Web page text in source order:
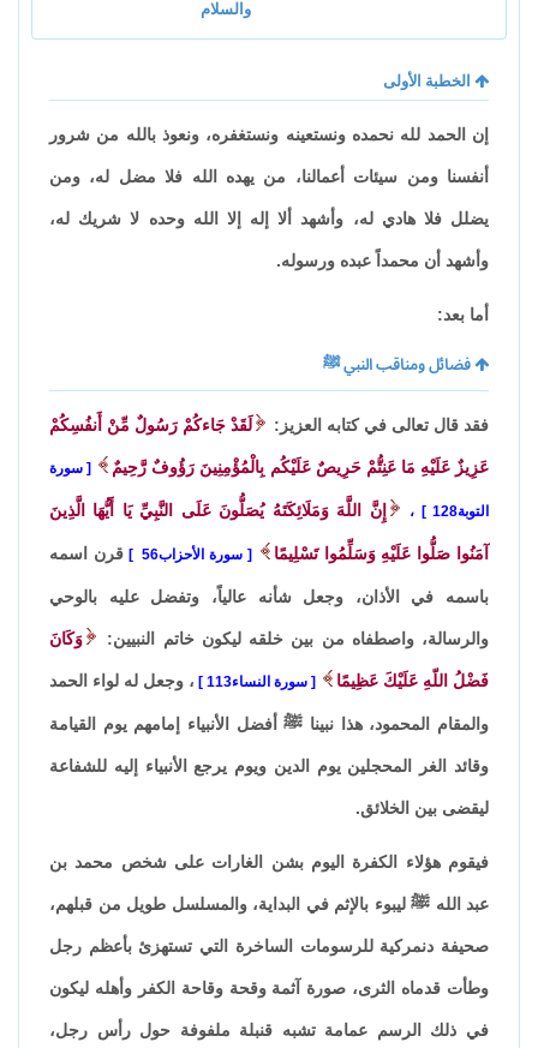
والسلام
الخطبة الأولى
إن الحمد لله نحمده ونستعينه ونستغفره، ونعوذ بالله من شرور
أنفسنا ومن سيئات أعمالنا، من يهده الله فلا مضل له، ومن
يضلل فلا هادي له، وأشهد ألا إله إلا الله وحده لا شريك له،
وأشهد أن محمداً عبده ورسوله.
أما بعد:
فضائل ومناقب النبي ﷺ
فقد قال تعالى في كتابه العزيز: لَقَدْ جَاءكُمْ رَسُولٌ مِّنْ أَنفُسِكُمْ
عَزِيزٌ عَلَيْهِ مَا عَنِتُّمْ حَرِيصٌ عَلَيْكُم بِالْمُؤْمِنِينَ رَؤُوفٌ رَّحِيمٌ سورة
التوبة128 ، إِنَّ اللَّهَ وَمَلَائِكَتَهُ يُصَلُّونَ عَلَى النَّبِيِّ يَا أَيُّهَا الَّذِينَ
آمَنُوا صَلُّوا عَلَيْهِ وَسَلِّمُوا تَسْلِيمًا سورة الأحزاب56 قرن اسمه
باسمه في الأذان، وجعل شأنه عالياً، وتفضل عليه بالوحي
والرسالة، واصطفاه من بين خلقه ليكون خاتم النبيين: وَكَانَ
فَضْلُ اللّهِ عَلَيْكَ عَظِيمًا سورة النساء113 ، وجعل له لواء الحمد
والمقام المحمود، هذا نبينا ﷺ أفضل الأنبياء إمامهم يوم القيامة
وقائد الغر المحجلين يوم الدين ويوم يرجع الأنبياء إليه للشفاعة
ليقضى بين الخلائق.
فيقوم هؤلاء الكفرة اليوم بشن الغارات على شخص محمد بن
عبد الله ﷺ ليبوء بالإثم في البداية، والمسلسل طويل من قبلهم،
صحيفة دنمركية للرسومات الساخرة التي تستهزئ بأعظم رجل
وطأت قدماه الثرى، صورة آثمة وقحة وقاحة الكفر وأهله ليكون
في ذلك الرسم عمامة تشبه قنبلة ملفوفة حول رأس رجل،